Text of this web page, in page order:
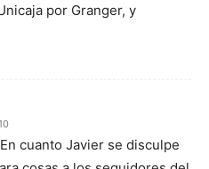
por Granger, y
cuanto Javier se disculpe